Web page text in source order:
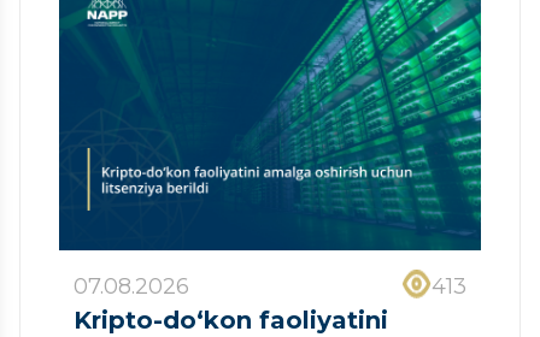
07.08.2026 413
Kripto-do‘kon faoliyatini